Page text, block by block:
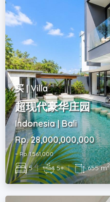
买 | Villa
超现代豪华庄园
Indonesia | Bali
Rp. 28,000,000,000
~ Rp. 1,561,000
5 | 5+ | 655 m2